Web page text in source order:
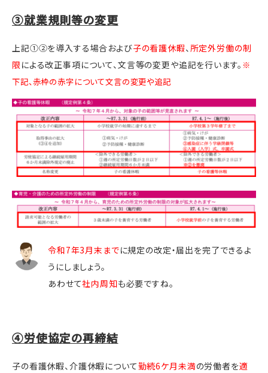
③就業規則等の変更
上記①②を導入する場合および子の看護休暇、所定外労働の制
限 による改正事項について、文言等の変更や追記を行います。 ※
下記、赤枠の赤字について文言の変更や追記
令和7年3月末までに規定の改定・届出を完了できるよ
うにしましょう。
あわせて社内周知も必要ですね。
④労使協定の再締結
子の看護休暇、介護休暇について勤続6ケ月未満の労働者を適